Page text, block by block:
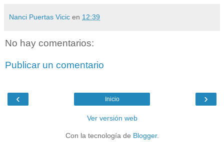
Nanci Puertas Vicic en 12:39
No hay comentarios:
Publicar un comentario
‹ ›
Inicio
Ver versión web
Con la tecnología de Blogger.